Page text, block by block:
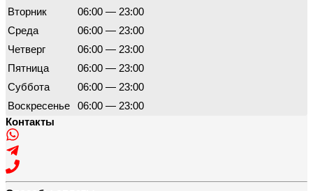
Вторник
06:00 — 23:00
Среда
06:00 — 23:00
Четверг
06:00 — 23:00
Пятница
06:00 — 23:00
Суббота
06:00 — 23:00
Воскресенье
06:00 — 23:00
Контакты